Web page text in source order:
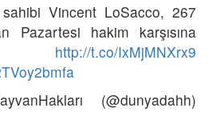
Vincent LoSacco, 267
Pazartesi hakim karşısına
http://t.co/IxMjMNXrx9
(@dunyadahh)